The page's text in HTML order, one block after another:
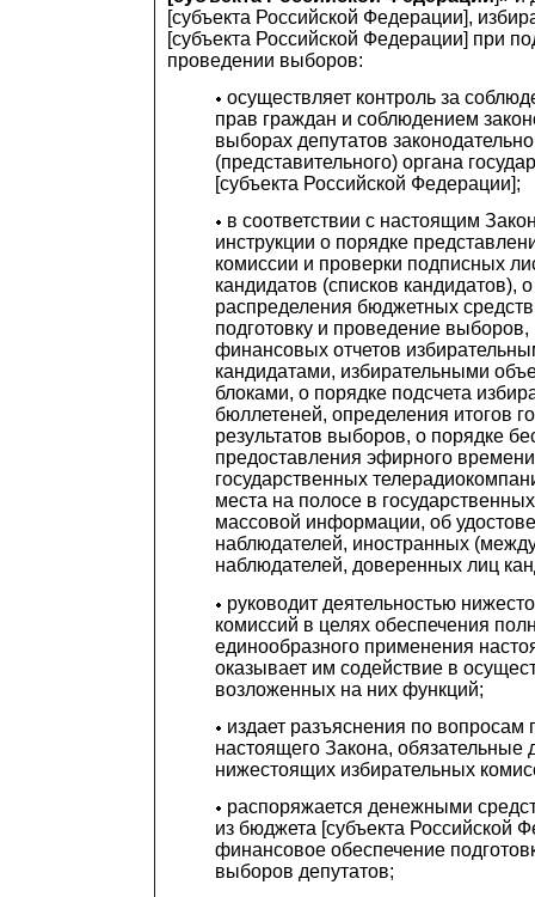
[субъекта Российской Федерации],
[субъекта Российской Федерации] при
проведении выборов:
осуществляет контроль за
прав граждан и соблюдением
выборах депутатов
(представительного) органа
[субъекта Российской Федерации];
в соответствии с настоящим
инструкции о порядке
комиссии и проверки подписных
кандидатов (списков кандидатов),
распределения бюджетных
подготовку и проведение
финансовых отчетов
кандидатами, избирательными
блоками, о порядке подсчета
бюллетеней, определения итогов
результатов выборов, о порядке
предоставления эфирного
государственных
места на полосе в
массовой информации, об
наблюдателей, иностранных
наблюдателей, доверенных лиц
руководит деятельностью
комиссий в целях обеспечения
единообразного применения
оказывает им содействие в
возложенных на них функций;
издает разъяснения по вопросам
настоящего Закона, обязательные
нижестоящих избирательных
распоряжается денежными
из бюджета [субъекта Российской
финансовое обеспечение
выборов депутатов;